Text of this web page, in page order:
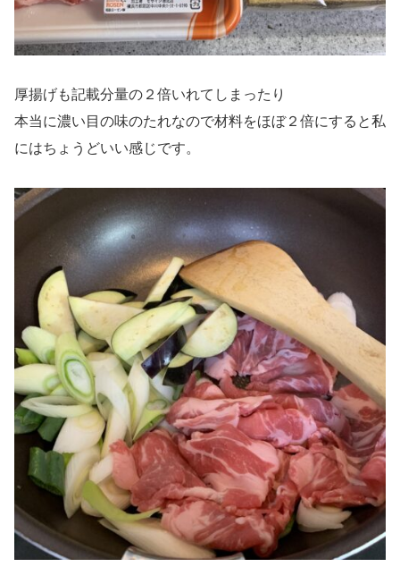
厚揚げも記載分量の２倍いれてしまったり
本当に濃い目の味のたれなので材料をほぼ２倍にすると私
にはちょうどいい感じです。